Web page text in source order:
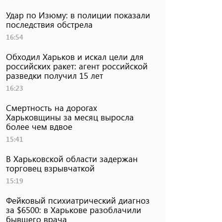
Удар по Изюму: в полиции показали
последствия обстрела
16:54
Обходил Харьков и искал цели для
российских ракет: агент российской
разведки получил 15 лет
16:23
Смертность на дорогах
Харьковщины за месяц выросла
более чем вдвое
15:41
В Харьковской области задержан
торговец взрывчаткой
15:19
Фейковый психиатрический диагноз
за $6500: в Харькове разоблачили
бывшего врача